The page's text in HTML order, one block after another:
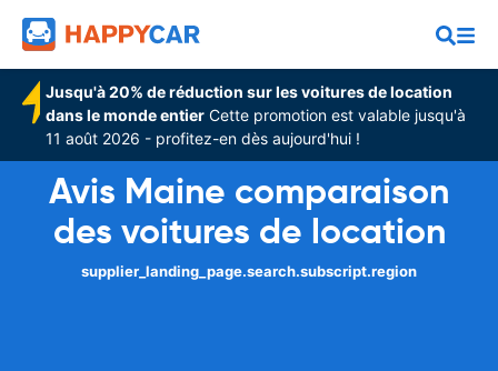
Jusqu'à 20% de réduction sur les voitures de location
dans le monde entier Cette promotion est valable jusqu'à
11 août 2026 - profitez-en dès aujourd'hui !
Avis Maine comparaison
des voitures de location
supplier_landing_page.search.subscript.region